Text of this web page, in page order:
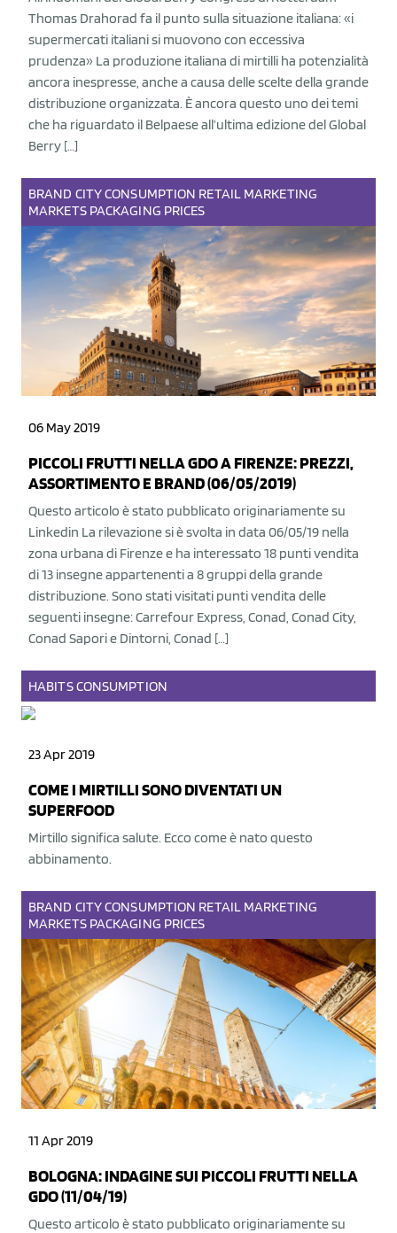
Thomas Drahorad fa il punto sulla situazione italiana: «i
supermercati italiani si muovono con eccessiva
prudenza» La produzione italiana di mirtilli ha potenzialità
ancora inespresse, anche a causa delle scelte della grande
distribuzione organizzata. È ancora questo uno dei temi
che ha riguardato il Belpaese all’ultima edizione del Global
Berry […]
BRAND CITYCONSUMPTION RETAIL MARKETING
MARKETS PACKAGING PRICES
06 May 2019
PICCOLI FRUTTI NELLA GDO A FIRENZE: PREZZI,
ASSORTIMENTO E BRAND (06/05/2019)
Questo articolo è stato pubblicato originariamente su
Linkedin La rilevazione si è svolta in data 06/05/19 nella
zona urbana di Firenze e ha interessato 18 punti vendita
di 13 insegne appartenenti a 8 gruppi della grande
distribuzione. Sono stati visitati punti vendita delle
seguenti insegne: Carrefour Express, Conad, Conad City,
Conad Sapori e Dintorni, Conad […]
HABITSCONSUMPTION
23 Apr 2019
COME I MIRTILLI SONO DIVENTATI UN
SUPERFOOD
Mirtillo significa salute. Ecco come è nato questo
abbinamento.
BRAND CITYCONSUMPTION RETAIL MARKETING
MARKETS PACKAGING PRICES
11 Apr 2019
BOLOGNA: INDAGINE SUI PICCOLI FRUTTI NELLA
GDO (11/04/19)
Questo articolo è stato pubblicato originariamente su